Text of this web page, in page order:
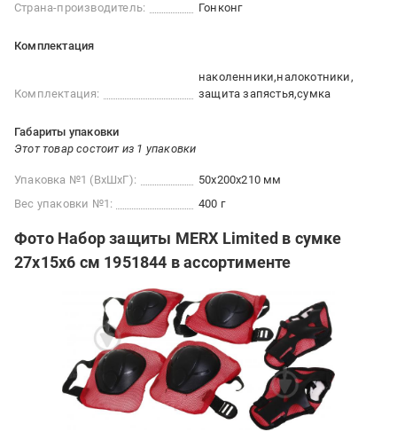
Страна-производитель: Гонконг
Комплектация
Комплектация:
наколенники налокотники
защита запястья сумка
Габариты упаковки
Этот товар состоит из 1 упаковки
Упаковка №1 (ВхШхГ):
50x200x210 мм
Вес упаковки №1:
400 г
Фото Набор защиты MERX Limited в сумке
27х15х6 см 1951844 в ассортименте